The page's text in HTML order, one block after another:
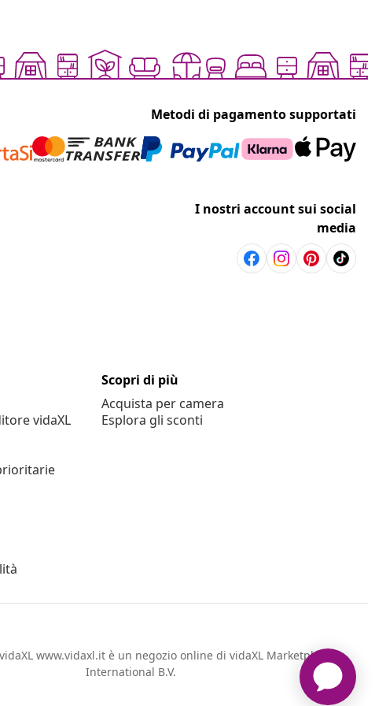
Metodi di pagamento supportati
I nostri account sui social
media
vidaXL
Scopri di più
Acquista per camera
Esplora gli sconti
vidaXL www.vidaxl.it è un negozio online di vidaXL Marketplace
International B.V.